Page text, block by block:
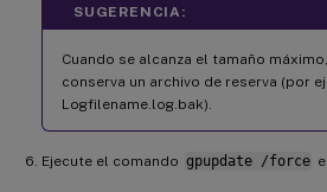
SUGERENCIA:
Cuando se alcanza el tamaño
conserva un archivo de reserva (por
Logfilename.log.bak).
Ejecute el comando gpupdate /force